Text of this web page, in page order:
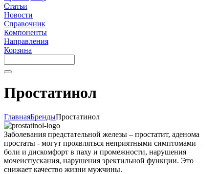
Статьи
Новости
Справочник
Компоненты
Направления
Корзина
Простатинол
ГлавнаяБрендыПростатинол
Заболевания предстательной железы – простатит, аденома
простаты - могут проявляться неприятными симптомами –
боли и дискомфорт в паху и промежности, нарушения
мочеиспускания, нарушения эректильной функции. Это
снижает качество жизни мужчины.